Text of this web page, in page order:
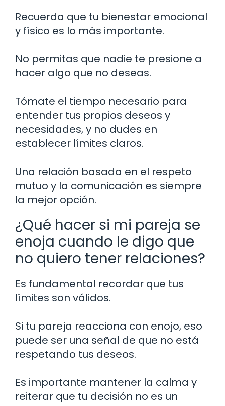
Recuerda que tu bienestar emocional
y físico es lo más importante.
No permitas que nadie te presione a
hacer algo que no deseas.
Tómate el tiempo necesario para
entender tus propios deseos y
necesidades, y no dudes en
establecer límites claros.
Una relación basada en el respeto
mutuo y la comunicación es siempre
la mejor opción.
¿Qué hacer si mi pareja se
enoja cuando le digo que
no quiero tener relaciones?
Es fundamental recordar que tus
límites son válidos.
Si tu pareja reacciona con enojo, eso
puede ser una señal de que no está
respetando tus deseos.
Es importante mantener la calma y
reiterar que tu decisión no es un